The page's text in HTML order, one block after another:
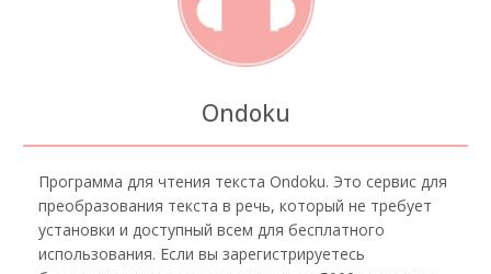
Ondoku
Программа для чтения текста Ondoku. Это сервис для
преобразования текста в речь, который не требует
установки и доступный всем для бесплатного
использования. Если вы зарегистрируетесь